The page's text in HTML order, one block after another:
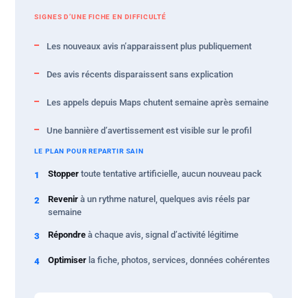
SIGNES D’UNE FICHE EN DIFFICULTÉ
Les nouveaux avis n’apparaissent plus publiquement
Des avis récents disparaissent sans explication
Les appels depuis Maps chutent semaine après semaine
Une bannière d’avertissement est visible sur le profil
LE PLAN POUR REPARTIR SAIN
1 Stopper toute tentative artificielle, aucun nouveau pack
2 Revenir à un rythme naturel, quelques avis réels par
semaine
3 Répondre à chaque avis, signal d’activité légitime
4 Optimiser la fiche, photos, services, données cohérentes